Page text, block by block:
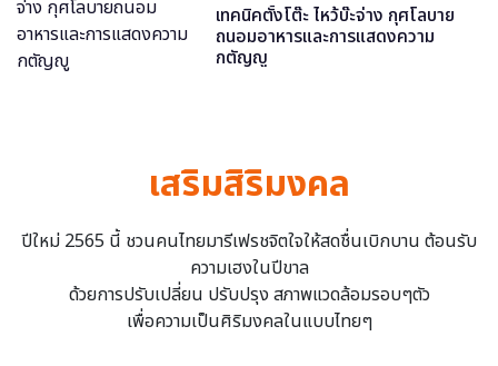
เทคนิคตั้งโต๊ะ ไหว้บ๊ะจ่าง กุศโลบาย
ถนอมอาหารและการแสดงความ
กตัญญู
เสริมสิริมงคล
ปีใหม่ 2565 นี้ ชวนคนไทยมารีเฟรชจิตใจให้สดชื่นเบิกบาน ต้อนรับ
ความเฮงในปีขาล
ด้วยการปรับเปลี่ยน ปรับปรุง สภาพแวดล้อมรอบๆตัว
เพื่อความเป็นศิริมงคลในแบบไทยๆ